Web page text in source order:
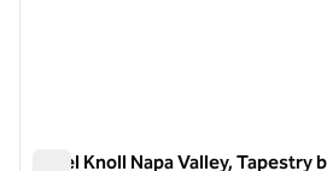
Hotel Knoll Napa Valley, Tapestry